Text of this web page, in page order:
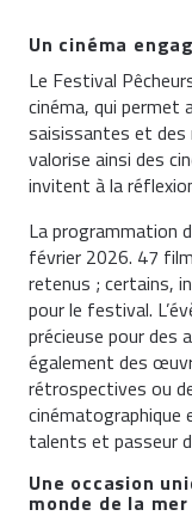
Un cinéma
Le Festival
cinéma, qui permet
saisissantes et des
valorise ainsi des
invitent à la
La programmation
février 2026. 47
retenus ; certains,
pour le festival.
précieuse pour
également des
rétrospectives ou
cinématographique
talents et passeur
Une occasion
monde de la mer